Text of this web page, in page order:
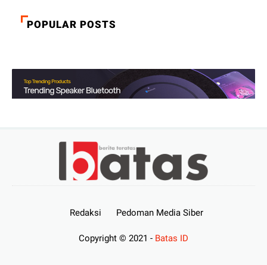
POPULAR POSTS
Redaksi Pedoman Media Siber
Copyright © 2021 - Batas ID